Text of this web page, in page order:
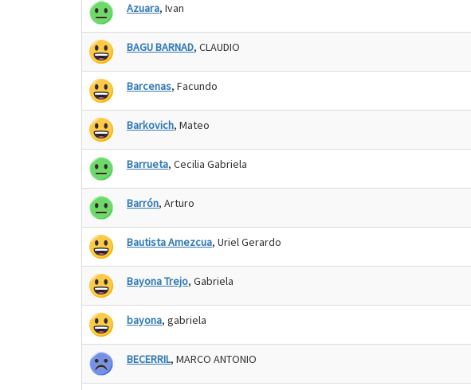
Azuara, Ivan
BAGU BARNAD, CLAUDIO
Barcenas, Facundo
Barkovich, Mateo
Barrueta, Cecilia Gabriela
Barrón, Arturo
Bautista Amezcua, Uriel Gerardo
Bayona Trejo, Gabriela
bayona, gabriela
BECERRIL, MARCO ANTONIO